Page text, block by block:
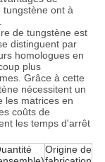
tungstène ont à
de tungstène est
distinguent par
homologues en
plus
Grâce à cette
nécessitent un
les matrices en
coûts de
les temps d'arrêt
Origine de